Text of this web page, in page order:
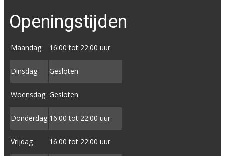
Openingstijden
Maandag 16:00 tot 22:00 uur
Dinsdag Gesloten
Woensdag Gesloten
Donderdag 16:00 tot ​22:00 uur
Vrijdag 16:00 tot ​22:00 uur